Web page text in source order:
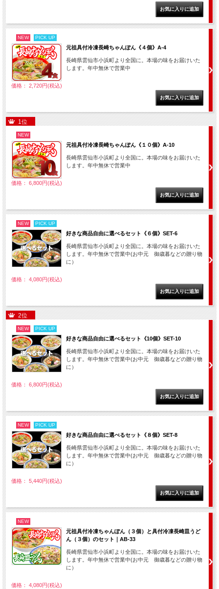
NEW PICK UP
元祖具付冷凍長崎ちゃんぽん《４個》A-4
長崎県雲仙市小浜町より全国に。本場の味をお届けいた
します。年中無休で営業中
価格： 2,720円(税込)
1位
NEW
元祖具付冷凍長崎ちゃんぽん《１０個》A-10
長崎県雲仙市小浜町より全国に。本場の味をお届けいた
します。年中無休で営業中
価格： 6,800円(税込)
NEW PICK UP
好きな商品自由に選べるセット《６個》SET-6
長崎県雲仙市小浜町より全国に。本場の味をお届けいた
します。年中無休で営業中(お中元 御歳暮などの贈り物
に）
価格： 4,080円(税込)
2位
NEW PICK UP
好きな商品自由に選べるセット《10個》SET-10
長崎県雲仙市小浜町より全国に。本場の味をお届けいた
します。年中無休で営業中(お中元 御歳暮などの贈り物
に）
価格： 6,800円(税込)
NEW PICK UP
好きな商品自由に選べるセット《８個》SET-8
長崎県雲仙市小浜町より全国に。本場の味をお届けいた
します。年中無休で営業中(お中元 御歳暮などの贈り物
に）
価格： 5,440円(税込)
NEW
元祖具付冷凍ちゃんぽん（３個）と具付冷凍長崎皿うど
ん（３個）のセット｜AB-33
長崎県雲仙市小浜町より全国に。本場の味をお届けいた
します。年中無休で営業中(お中元 御歳暮などの贈り物
に）
価格： 4,080円(税込)